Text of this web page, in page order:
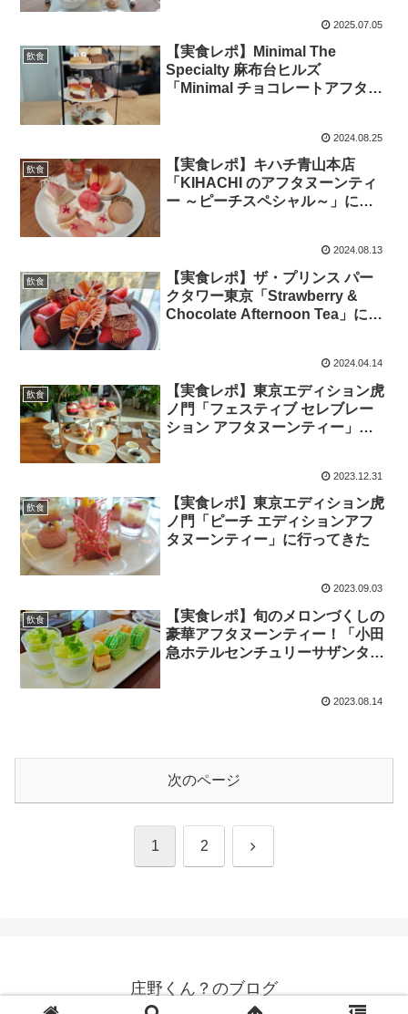
2025.07.05
飲食
【実食レポ】Minimal The
Specialty 麻布台ヒルズ
「Minimal チョコレートアフタヌ
2024.08.25
飲食
【実食レポ】キハチ青山本店
「KIHACHI のアフタヌーンティ
ー ～ピーチスペシャル～」に行
2024.08.13
飲食
【実食レポ】ザ・プリンス パー
クタワー東京「Strawberry &
Chocolate Afternoon Tea」に行
2024.04.14
飲食
【実食レポ】東京エディション虎
ノ門「フェスティブ セレブレー
ション アフタヌーンティー」に
2023.12.31
飲食
【実食レポ】東京エディション虎
ノ門「ピーチ エディションアフ
タヌーンティー」に行ってきた
2023.09.03
飲食
【実食レポ】旬のメロンづくしの
豪華アフタヌーンティー！「小田
急ホテルセンチュリーサザンタワ
2023.08.14
次のページ
1 2 次
庄野くん？のブログ